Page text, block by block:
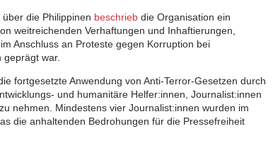
die Philippinen beschrieb die Organisation ein
weitreichenden Verhaftungen und Inhaftierungen,
Anschluss an Proteste gegen Korruption bei
war.
fortgesetzte Anwendung von Anti-Terror-Gesetzen durch
und humanitäre Helfer:innen, Journalist:innen
nehmen. Mindestens vier Journalist:innen wurden im
die anhaltenden Bedrohungen für die Pressefreiheit